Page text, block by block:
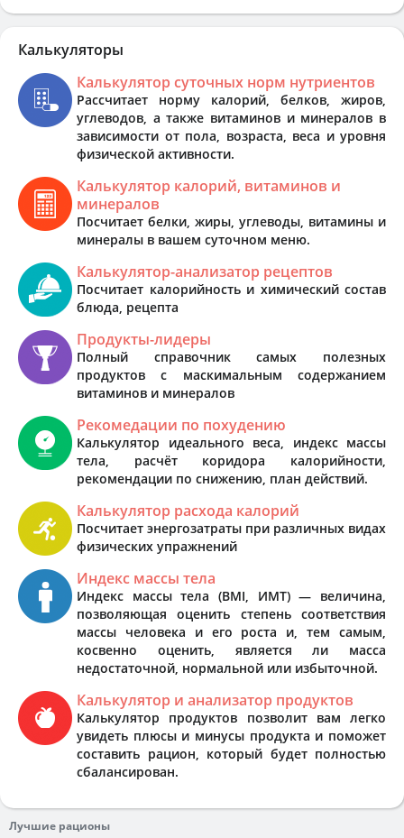
Калькуляторы
Калькулятор суточных норм нутриентов
Рассчитает норму калорий, белков, жиров,
углеводов, а также витаминов и минералов в
зависимости от пола, возраста, веса и уровня
физической активности.
Калькулятор калорий, витаминов и
минералов
Посчитает белки, жиры, углеводы, витамины и
минералы в вашем суточном меню.
Калькулятор-анализатор рецептов
Посчитает калорийность и химический состав
блюда, рецепта
Продукты-лидеры
Полный справочник самых полезных
продуктов с маскимальным содержанием
витаминов и минералов
Рекомедации по похудению
Калькулятор идеального веса, индекс массы
тела, расчёт коридора калорийности,
рекомендации по снижению, план действий.
Калькулятор расхода калорий
Посчитает энергозатраты при различных видах
физических упражнений
Индекс массы тела
Индекс массы тела (BMI, ИМТ) — величина,
позволяющая оценить степень соответствия
массы человека и его роста и, тем самым,
косвенно оценить, является ли масса
недостаточной, нормальной или избыточной.
Калькулятор и анализатор продуктов
Калькулятор продуктов позволит вам легко
увидеть плюсы и минусы продукта и поможет
составить рацион, который будет полностью
сбалансирован.
Лучшие рационы